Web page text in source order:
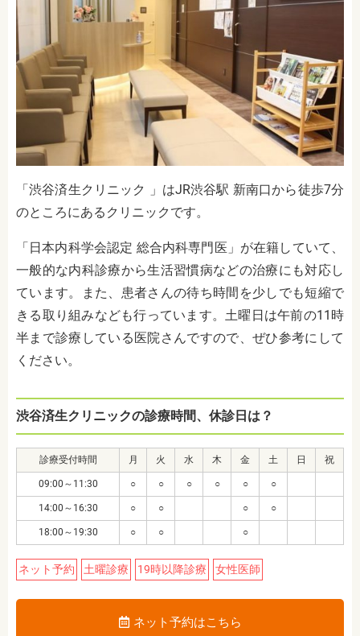
「渋谷済生クリニック 」はJR渋谷駅 新南口から徒歩7分
のところにあるクリニックです。
「日本内科学会認定 総合内科専門医」が在籍していて、
一般的な内科診療から生活習慣病などの治療にも対応し
ています。また、患者さんの待ち時間を少しでも短縮で
きる取り組みなども行っています。土曜日は午前の11時
半まで診療している医院さんですので、ぜひ参考にして
ください。
渋谷済生クリニックの診療時間、休診日は？
診療受付時間 月 火 水 木 金 土 日 祝
09:00～11:30 ○ ○ ○ ○ ○ ○
14:00～16:30 ○ ○ ○ ○
18:00～19:30 ○ ○ ○
ネット予約 土曜診療 19時以降診療 女性医師
ネット予約はこちら